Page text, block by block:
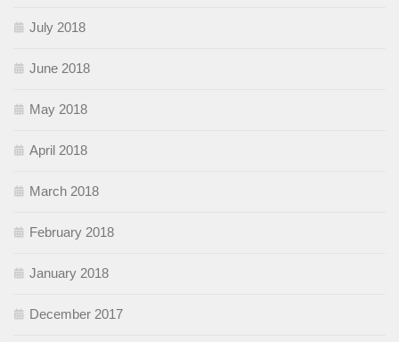
July 2018
June 2018
May 2018
April 2018
March 2018
February 2018
January 2018
December 2017